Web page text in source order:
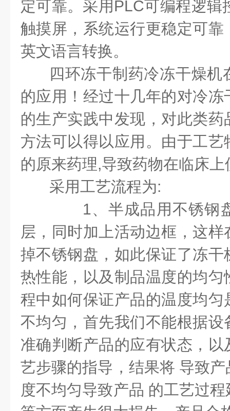
定可靠。采用 PLC可编程逻辑
触摸屏，系统运行更稳定可
英文语言转换。
四环冻干制药冷冻干燥机
的应用！经过十几年的对冷
的生产实践中发现，对此类
方法可以得以应用。由于工
的原来药理,导致药物在临床
采用工艺流程为:
1、半成品用不锈钢
层，同时加上活动边框，这
掉不锈钢盘，如此保证了冻
热性能，以及制品温度的均
程中如何保证产品的温度均
不均匀，首先我们不能根据
准确判断产品的应有状态，
艺步骤的指导，结果将 导致
度不均匀导致产品 的工艺过